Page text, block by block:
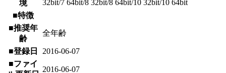
境
32bit/7 64bit/8 32bit/8 64bit/10 32bit/10 64bit
■特徴
■推奨年
齢
全年齢
■登録日
2016-06-07
■ファイ
2016-06-07